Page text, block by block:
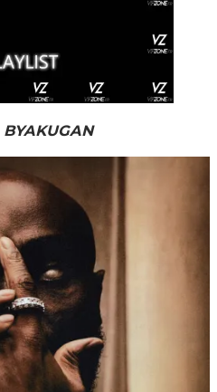
BYAKUGAN